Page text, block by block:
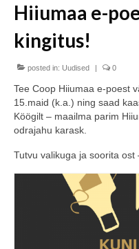
Liikmed
Ajalugu
KAUPLUSED
EHITUSKESKUS
KAUBAMAJA
KAMPAANIAD
COOP
KINKEKAART
PAKUME TÖÖD
Hiiumaa e-
kingitus!
posted in: Uudised | 0
Tee Coop Hiiumaa e-poest
15.maid (k.a.) ning saad
Köögilt – maailma parim
odrajahu karask.
Tutvu valikuga ja soorita ost